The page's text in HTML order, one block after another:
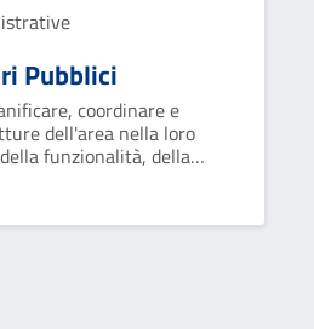
Pubblici
coordinare e
dell'area nella loro
funzionalità, della